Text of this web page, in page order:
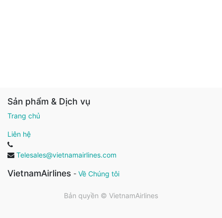
Sản phẩm & Dịch vụ
Trang chủ
Liên hệ
Telesales@vietnamairlines.com
VietnamAirlines - Về Chúng tôi
Bản quyền © VietnamAirlines